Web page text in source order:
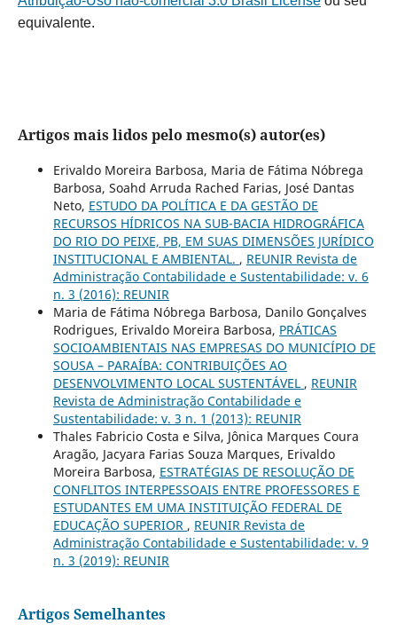
equivalente.
Artigos mais lidos pelo mesmo(s) autor(es)
Erivaldo Moreira Barbosa, Maria de Fátima Nóbrega
Barbosa, Soahd Arruda Rached Farias, José Dantas
Neto, ESTUDO DA POLÍTICA E DA GESTÃO DE
RECURSOS HÍDRICOS NA SUB-BACIA HIDROGRÁFICA
DO RIO DO PEIXE, PB, EM SUAS DIMENSÕES JURÍDICO
INSTITUCIONAL E AMBIENTAL. , REUNIR Revista de
Administração Contabilidade e Sustentabilidade: v. 6
n. 3 (2016): REUNIR
Maria de Fátima Nóbrega Barbosa, Danilo Gonçalves
Rodrigues, Erivaldo Moreira Barbosa, PRÁTICAS
SOCIOAMBIENTAIS NAS EMPRESAS DO MUNICÍPIO DE
SOUSA – PARAÍBA: CONTRIBUIÇÕES AO
DESENVOLVIMENTO LOCAL SUSTENTÁVEL , REUNIR
Revista de Administração Contabilidade e
Sustentabilidade: v. 3 n. 1 (2013): REUNIR
Thales Fabricio Costa e Silva, Jônica Marques Coura
Aragão, Jacyara Farias Souza Marques, Erivaldo
Moreira Barbosa, ESTRATÉGIAS DE RESOLUÇÃO DE
CONFLITOS INTERPESSOAIS ENTRE PROFESSORES E
ESTUDANTES EM UMA INSTITUIÇÃO FEDERAL DE
EDUCAÇÃO SUPERIOR , REUNIR Revista de
Administração Contabilidade e Sustentabilidade: v. 9
n. 3 (2019): REUNIR
Artigos Semelhantes